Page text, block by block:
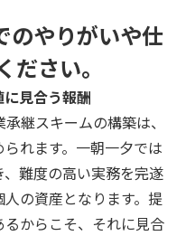
のやりがいや仕
ださい。
見合う報酬
継スキームの構築は、
れます。一朝一夕では
難度の高い実務を完遂
の資産となります。提
からこそ、それに見合